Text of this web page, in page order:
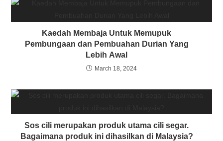
Kaedah Membaja Untuk Memupuk
Pembungaan dan Pembuahan Durian Yang
Lebih Awal
March 18, 2024
Sos cili merupakan produk utama cili segar.
Bagaimana produk ini dihasilkan di Malaysia?